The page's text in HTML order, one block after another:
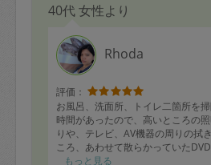
40代 女性より
Rhoda
評価：
お風呂、洗面所、トイレ二箇所を
時間があったので、高いところの
りや、テレビ、AV機器の周りの拭
ころ、あわせて散らかっていた
整頓もしてくれました。
もっと見る